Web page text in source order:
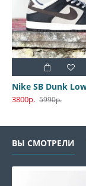
3800р. 5990р.
ВЫ СМОТРЕЛИ